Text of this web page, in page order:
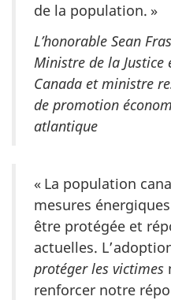
de la population. »
L’honorable Sean
Ministre de la
Canada et ministre
de promotion
atlantique
« La population
mesures
être protégée et
actuelles.
protéger les victimes
renforcer notre